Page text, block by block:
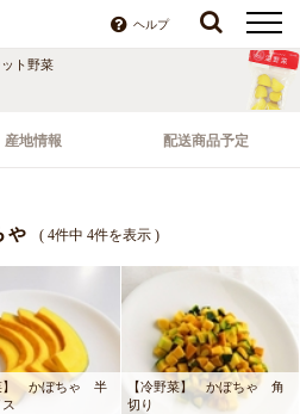
ヘルプ
産地情報 配送商品予定
ト野菜
( 4件中 4件を表示 )
】 かぼちゃ 半
ス
【冷野菜】 かぼちゃ 角
切り